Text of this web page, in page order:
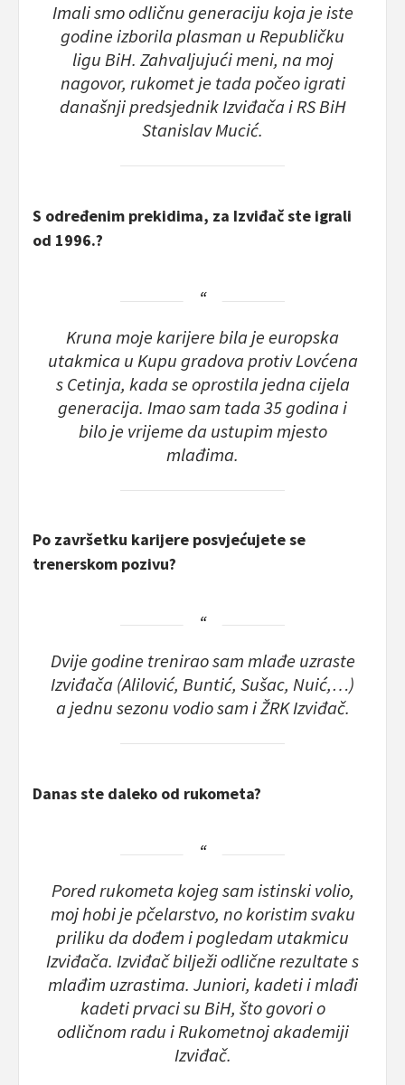
Imali smo odličnu generaciju koja je iste
godine izborila plasman u Republičku
ligu BiH. Zahvaljujući meni, na moj
nagovor, rukomet je tada počeo igrati
današnji predsjednik Izviđača i RS BiH
Stanislav Mucić.
S određenim prekidima, za Izviđač ste igrali
od 1996.?
Kruna moje karijere bila je europska
utakmica u Kupu gradova protiv Lovćena
s Cetinja, kada se oprostila jedna cijela
generacija. Imao sam tada 35 godina i
bilo je vrijeme da ustupim mjesto
mlađima.
Po završetku karijere posvjećujete se
trenerskom pozivu?
Dvije godine trenirao sam mlađe uzraste
Izviđača (Alilović, Buntić, Sušac, Nuić,…)
a jednu sezonu vodio sam i ŽRK Izviđač.
Danas ste daleko od rukometa?
Pored rukometa kojeg sam istinski volio,
moj hobi je pčelarstvo, no koristim svaku
priliku da dođem i pogledam utakmicu
Izviđača. Izviđač bilježi odlične rezultate s
mlađim uzrastima. Juniori, kadeti i mlađi
kadeti prvaci su BiH, što govori o
odličnom radu i Rukometnoj akademiji
Izviđač.